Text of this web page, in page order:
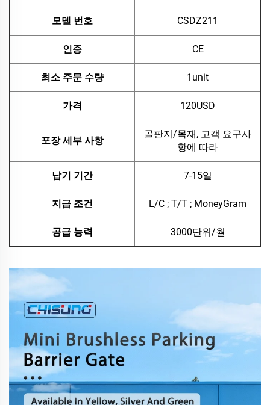
모델 번호 CSDZ211
인증 CE
최소 주문 수량 1unit
가격 120USD
포장 세부 사항
골판지/목재, 고객 요구사
항에 따라
납기 기간 7-15일
지급 조건 L/C ; T/T ; MoneyGram
공급 능력 3000단위/월